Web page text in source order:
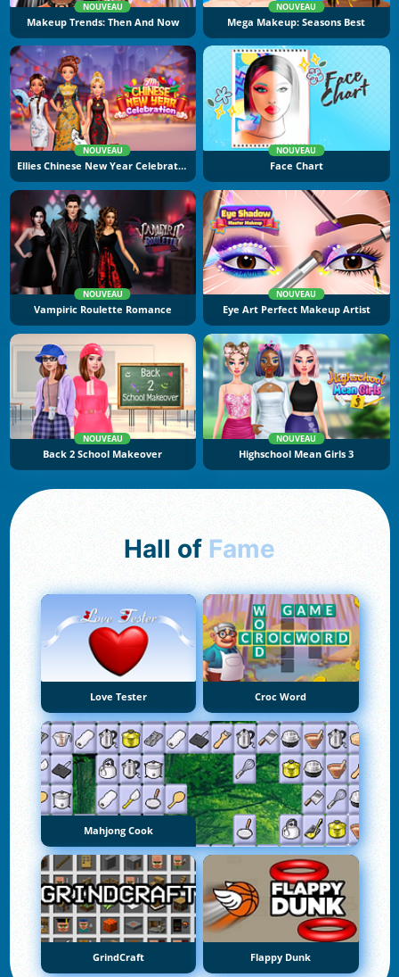
NOUVEAU
Makeup Trends: Then And Now
NOUVEAU
Mega Makeup: Seasons Best
NOUVEAU
Ellies Chinese New Year Celebration
NOUVEAU
Face Chart
NOUVEAU
Vampiric Roulette Romance
NOUVEAU
Eye Art Perfect Makeup Artist
NOUVEAU
Back 2 School Makeover
NOUVEAU
Highschool Mean Girls 3
Hall of Fame
Love Tester Croc Word
Mahjong Cook
GrindCraft Flappy Dunk